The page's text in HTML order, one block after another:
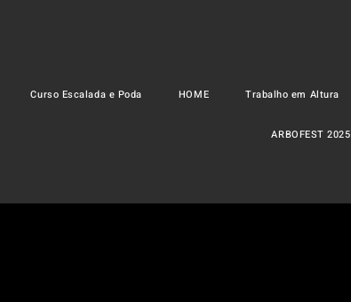
Curso Escalada e Poda HOME Trabalho em Altura
ARBOFEST 2025